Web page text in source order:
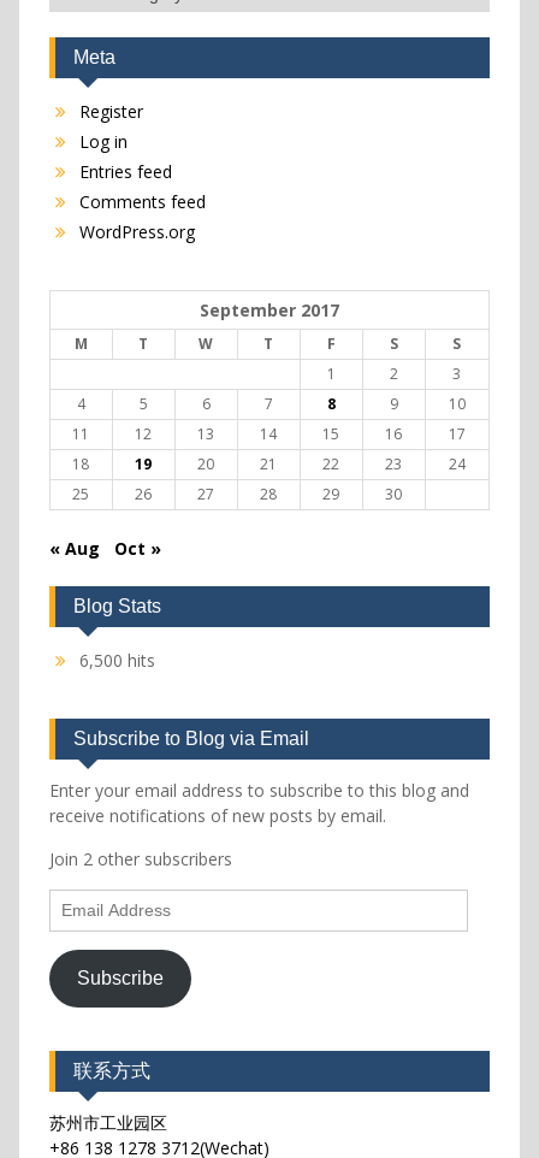
Meta
Register
Log in
Entries feed
Comments feed
WordPress.org
September 2017
M T W T F S
S
1
2
3
4
5 6 7 8 9
10
11
12 13 14 15 16
17
18
19 20 21 22 23
24
25
26 27 28 29 30
« Aug Oct »
Blog Stats
6,500 hits
Subscribe to Blog via Email
Enter your email address to subscribe to this blog and
receive notifications of new posts by email.
Join 2 other subscribers
Email
Address
Subscribe
联系方式
苏州市工业园区
+86 138 1278 3712(Wechat)